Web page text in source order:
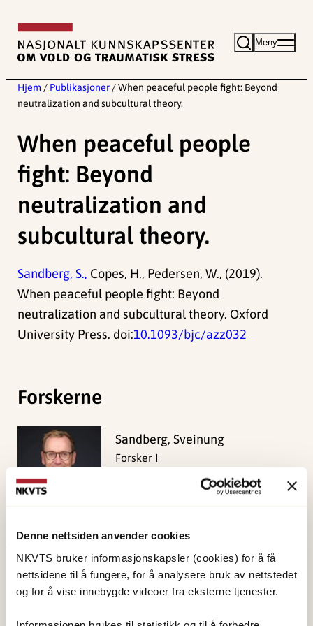
Denne nettsiden anvender cookies
NKVTS bruker informasjonskapsler (cookies) for å få
nettsidene til å fungere, for å analysere bruk av nettstedet
og for å vise innebygde videoer fra eksterne tjenester.
innhold
Meny
Hjem / Publikasjoner / When peaceful people fight: Beyond
neutralization and subcultural theory.
When peaceful people
fight: Beyond
neutralization and
subcultural theory.
Sandberg, S., Copes, H., Pedersen, W., (2019).
When peaceful people fight: Beyond
neutralization and subcultural theory. Oxford
University Press. doi:10.1093/bjc/azz032
Forskerne
Sandberg, Sveinung
Forsker I
Publisert:19. mars 2026
Sist redigert:
6. august 2026